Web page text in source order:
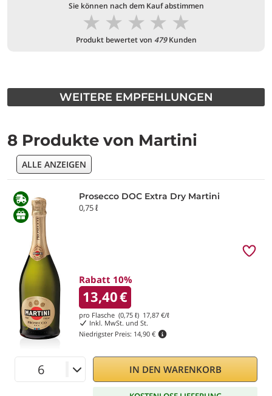
Sie können nach dem Kauf abstimmen
★
★
★
★
★
Produkt bewertet von 479Kunden
WEITERE EMPFEHLUNGEN
8 Produkte von Martini
ALLE ANZEIGEN
Prosecco DOC Extra Dry Martini
0,75 ℓ
Rabatt 10%
13,40€
pro Flasche (0,75 ℓ) 17,87 €/ℓ
Inkl. MwSt. und St.
Niedrigster Preis: 14,90 €
IN DEN WARENKORB